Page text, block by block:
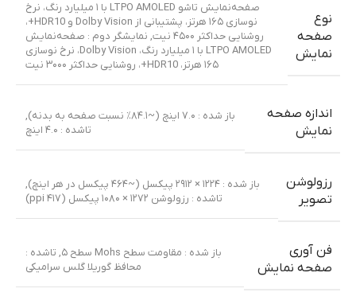
نوع
صفحه
نمایش
صفحه‌نمایش تاشو LTPO AMOLED با ۱ میلیارد رنگ، نرخ
نوسازی ۱۶۵ هرتز، پشتیبانی از Dolby Vision و HDR10+،
روشنایی حداکثر ۴۵۰۰ نیت
, نمایشگر دوم : صفحه‌نمایش
LTPO AMOLED با ۱ میلیارد رنگ، Dolby Vision، نرخ نوسازی
۱۶۵ هرتز، HDR10+، روشنایی حداکثر ۳۰۰۰ نیت
اندازه صفحه
نمایش
باز شده : ۷.۰ اینچ (~۸۴.۱٪ نسبت صفحه به بدنه)
,
تاشده : ۴.۰ اینچ
رزولوشن
تصویر
باز شده : ۱۲۲۴ × ۲۹۱۲ پیکسل (~۴۶۴ پیکسل در هر اینچ)
,
تاشده : رزولوشن ۱۲۷۲ × ۱۰۸۰ پیکسل (۴۱۷ ppi)
فن آوری
صفحه نمایش
باز شده : مقاومت سطح Mohs سطح ۵ , تاشده :
محافظ گوریلا گلس سرامیکی